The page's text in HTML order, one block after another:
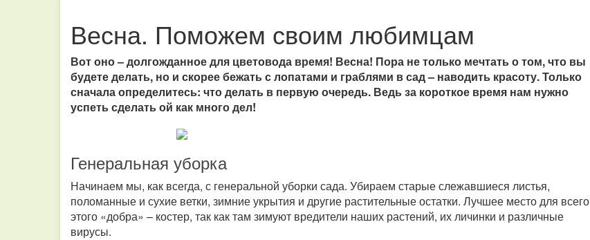
Весна. Поможем своим любимцам
Вот оно – долгожданное для цветовода время! Весна! Пора не только мечтать о том, что вы
будете делать, но и скорее бежать с лопатами и граблями в сад – наводить красоту. Только
сначала определитесь: что делать в первую очередь. Ведь за короткое время нам нужно
успеть сделать ой как много дел!
Генеральная уборка
Начинаем мы, как всегда, с генеральной уборки сада. Убираем старые слежавшиеся листья,
поломанные и сухие ветки, зимние укрытия и другие растительные остатки. Лучшее место для всего
этого «добра» – костер, так как там зимуют вредители наших растений, их личинки и различные
вирусы.